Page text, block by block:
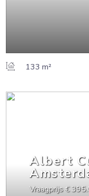
133 m²
Albert
Vraagprijs€